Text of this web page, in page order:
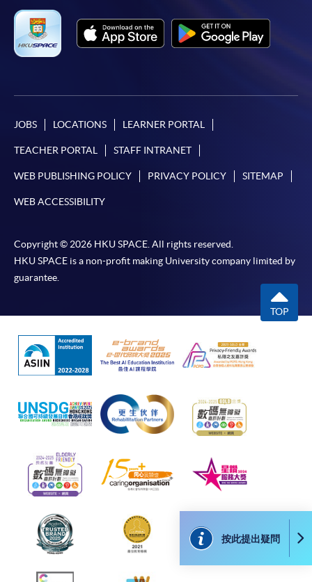
本學院（包括其僱員及附屬機構）對你在網上付款而由下列原
因所導致的任何損失，一概不負責；上述原因包括：（1）由
付款銀行或獨立商戶因為付款的網關在處理付款的信用卡、付
（3）付款的網關在完成網上付款時出現的故障、失靈、或失
誤；（4）任何由付款的網關引起或與付款的網關相關的原
因，包括未獲授權進入、資料傳送的改動、任何非法行為等。
(WeChat Pay) 或支付寶(Alipay)
申請人可親臨學院任何一所報名中心，以現金、「易
辦事」、微信支付（WeChat Pay）或支付寶
（Alipay） 繳付學費。
2. 支票或銀行本票
如以劃線支票或銀行本票繳付，抬頭請註明「香港大
人姓名。 閣下可：
證明文件；
或可將上述文件一併寄交各報名中心，信封上請註明
「報讀課程」，惟學院對郵遞失誤而遺失的支票及個
按此提出疑問
折
JOBS LOCATIONS LEARNER PORTAL
TEACHER PORTAL STAFF INTRANET
WEB PUBLISHING POLICY PRIVACY POLICY SITEMAP
WEB ACCESSIBILITY
Copyright © 2026 HKU SPACE. All rights reserved.
HKU SPACE is a non-profit making University company limited by
guarantee.
TOP